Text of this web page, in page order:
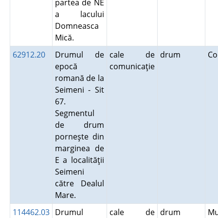
partea de NE
a lacului
Domneasca
Mică.
62912.20
Drumul de
epocă
romană de la
Seimeni - Sit
67.
Segmentul
de drum
porneşte din
marginea de
E a localităţii
Seimeni
către Dealul
Mare.
cale de
comunicaţie
drum
114462.03 Drumul
cale de drum